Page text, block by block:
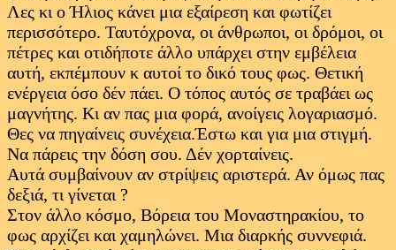
Λες κι ο Ήλιος κάνει μια εξαίρεση και φωτίζει
περισσότερο. Ταυτόχρονα, οι άνθρωποι, οι δρόμοι, οι
πέτρες και οτιδήποτε άλλο υπάρχει στην εμβέλεια
αυτή, εκπέμπουν κ αυτοί το δικό τους φως. Θετική
ενέργεια όσο δέν πάει. Ο τόπος αυτός σε τραβάει ως
μαγνήτης. Κι αν πας μια φορά, ανοίγεις λογαριασμό.
Θες να πηγαίνεις συνέχεια.Έστω και για μια στιγμή.
Να πάρεις την δόση σου. Δέν χορταίνεις.
Αυτά συμβαίνουν αν στρίψεις αριστερά. Αν όμως πας
δεξιά, τι γίνεται ?
Στον άλλο κόσμο, Βόρεια του Μοναστηρακίου, το
φως αρχίζει και χαμηλώνει. Μια διαρκής συννεφιά.